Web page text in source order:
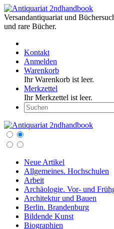
Versandantiquariat und
und rare Bücher.
Kontakt
Anmelden
Warenkorb
Ihr Warenkorb ist leer.
Merkzettel
Ihr Merkzettel ist leer.
Neue Artikel
Allgemeines. Hochschulen
Arbeit
Archäologie. Vor- und
Architektur und Bauen
Berlin. Brandenburg
Bildende Kunst
Biographien